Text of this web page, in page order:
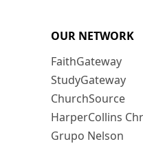
OUR NETWORK
FaithGateway
StudyGateway
ChurchSource
HarperCollins
Grupo Nelson